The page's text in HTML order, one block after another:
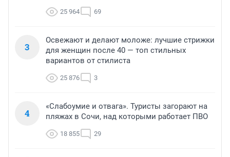
25 964 69
3
Освежают и делают моложе: лучшие стрижки
для женщин после 40 — топ стильных
вариантов от стилиста
25 876 3
4
«Слабоумие и отвага». Туристы загорают на
пляжах в Сочи, над которыми работает ПВО
18 855 29